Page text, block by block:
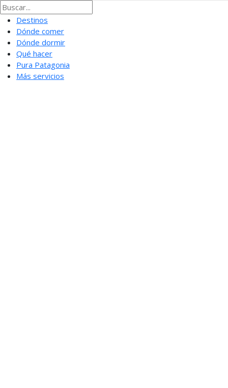
Destinos
Dónde comer
Dónde dormir
Qué hacer
Pura Patagonia
Más servicios